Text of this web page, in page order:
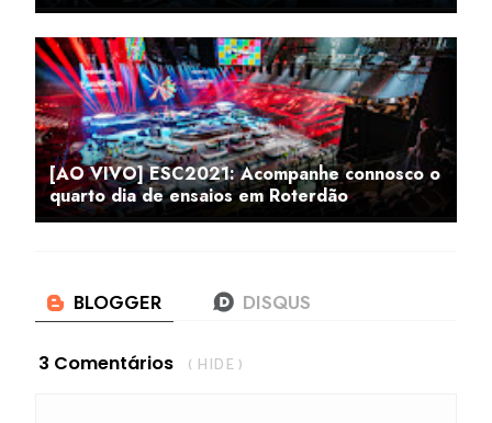
[AO VIVO] ESC2021: Acompanhe connosco o
quarto dia de ensaios em Roterdão
3 Comentários ( HIDE )